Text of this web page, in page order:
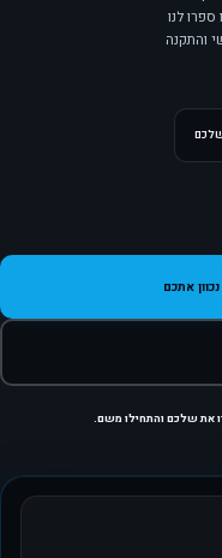
לנו
והתקנה
שלכם
אתכם
את שלכם והתחילו משם.